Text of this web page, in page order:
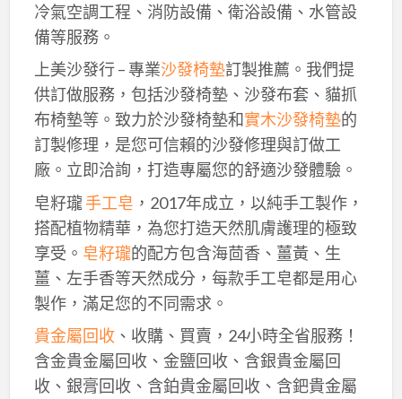
冷氣空調工程、消防設備、衛浴設備、水管設
備等服務。
上美沙發行 – 專業沙發椅墊訂製推薦。我們提
供訂做服務，包括沙發椅墊、沙發布套、貓抓
布椅墊等。致力於沙發椅墊和實木沙發椅墊的
訂製修理，是您可信賴的沙發修理與訂做工
廠。立即洽詢，打造專屬您的舒適沙發體驗。
皂籽瓏手工皂 ，2017年成立，以純手工製作，
搭配植物精華，為您打造天然肌膚護理的極致
享受。 皂籽瓏的配方包含海茴香、薑黃、生
薑、左手香等天然成分，每款手工皂都是用心
製作，滿足您的不同需求。
貴金屬回收、收購、買賣，24小時全省服務！
含金貴金屬回收、金鹽回收、含銀貴金屬回
收、銀膏回收、含鉑貴金屬回收、含鈀貴金屬